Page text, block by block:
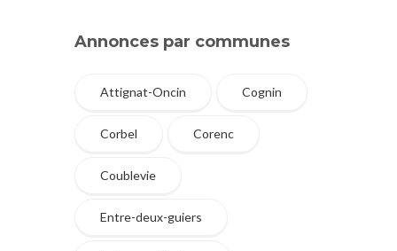
Annonces par communes
Attignat-Oncin Cognin
Corbel Corenc
Coublevie
Entre-deux-guiers